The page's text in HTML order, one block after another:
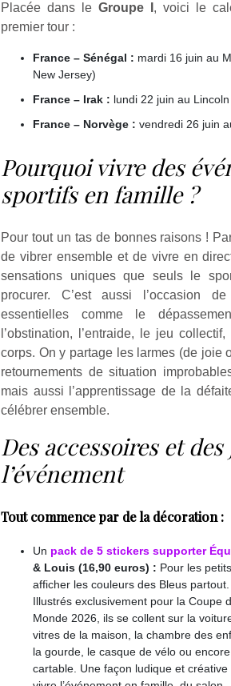
Placée dans le Groupe I , voici le
premier tour :
France – Sénégal : mardi 16 juin au
New Jersey)
France – Irak : lundi 22 juin au
France – Norvège : vendredi 26 juin
Pourquoi vivre des
sportifs en famille ?
Pour tout un tas de bonnes raisons !
de vibrer ensemble et de vivre en
sensations uniques que seuls le
procurer. C’est aussi l’occasion
essentielles comme le
l’obstination, l’entraide, le jeu
corps. On y partage les larmes (de joie
retournements de situation
mais aussi l’apprentissage de la
célébrer ensemble.
Des accessoires et
l’événement
Tout commence par de la décoration :
Un pack de 5 stickers supporter
& Louis (16,90 euros) : Pour les
afficher les couleurs des Bleus partout.
Illustrés exclusivement pour la Coupe
Monde 2026, ils se collent sur la
vitres de la maison, la chambre des
la gourde, le casque de vélo ou
cartable. Une façon ludique et créative
Beeper
Les
débordent
souvent
Varier les
occupations
n’est pas
toujours
Conjuguer
divertissement,
activité
physique
ou
apprentissage…
grands et
Durant les
et avec le
retour des
l’occasion
rêvée
pour les
de…